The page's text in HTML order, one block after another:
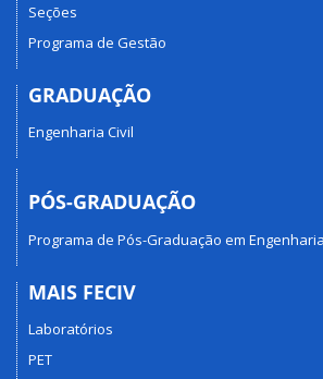
Seções
Programa de Gestão
GRADUAÇÃO
Engenharia Civil
PÓS-GRADUAÇÃO
Programa de Pós-Graduação em
MAIS FECIV
Laboratórios
PET